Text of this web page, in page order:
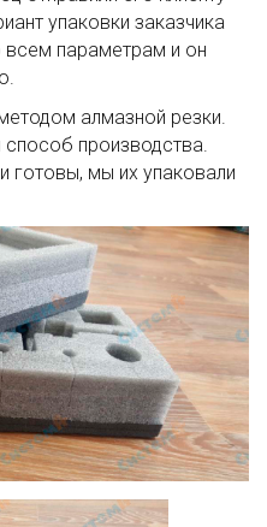
упаковки заказчика
всем параметрам и он
алмазной резки.
производства.
готовы, мы их упаковали